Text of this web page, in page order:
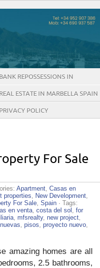
BANK REPOSSESSIONS IN
MARBELLA SPAIN
REAL ESTATE IN MARBELLA SPAIN
PRIVACY POLICY
For Sale
Apartment Casas en
properties New Development
For Sale Spain · Tags:
en venta costa del sol
for
mfsrealty, new project
pisos proyecto nuevo
amazing homes are all
2.5 bathrooms,